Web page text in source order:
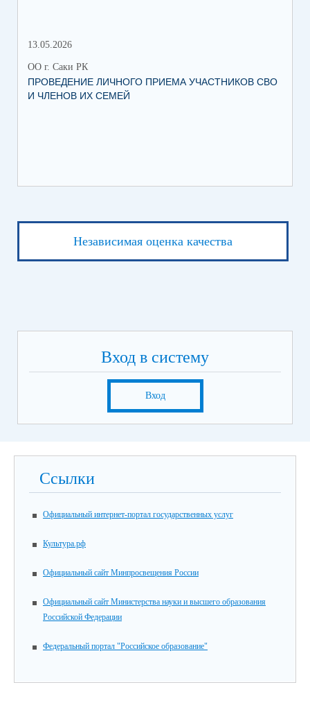
13.05.2026
ОО г. Саки РК
ПРОВЕДЕНИЕ ЛИЧНОГО ПРИЕМА УЧАСТНИКОВ СВО
И ЧЛЕНОВ ИХ СЕМЕЙ
Независимая оценка качества
Вход в систему
Вход
Ссылки
Официальный интернет-портал государственных услуг
Культура.рф
Официальный сайт Минпросвещения России
Официальный сайт Министерства науки и высшего образования
Российской Федерации
Федеральный портал "Российское образование"